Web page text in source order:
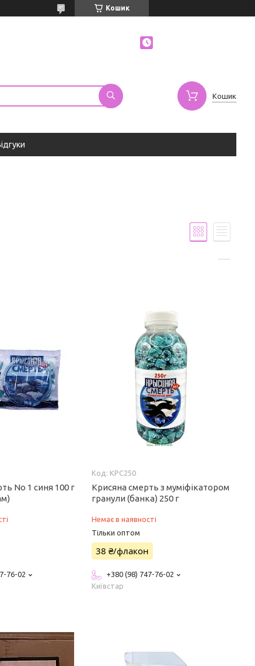
Кошик
Кошик
No 1 синя 100 г
76-02
КРС250
Крисяна смерть з муміфікатором
гранули (банка) 250 г
Немає в наявності
Тільки оптом
38 ₴/флакон
+380 (98) 747-76-02
Київстар